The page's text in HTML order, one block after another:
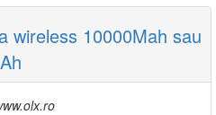
wireless 10000Mah sau